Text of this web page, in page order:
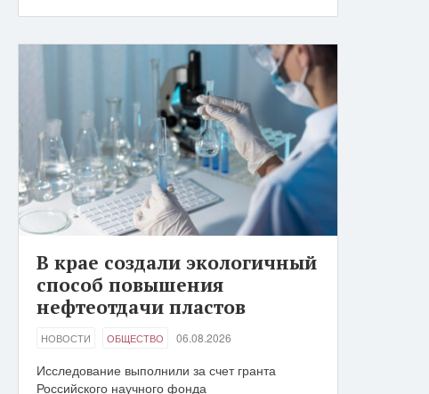
В крае создали экологичный
способ повышения
нефтеотдачи пластов
НОВОСТИ ОБЩЕСТВО 06.08.2026
Исследование выполнили за счет гранта
Российского научного фонда